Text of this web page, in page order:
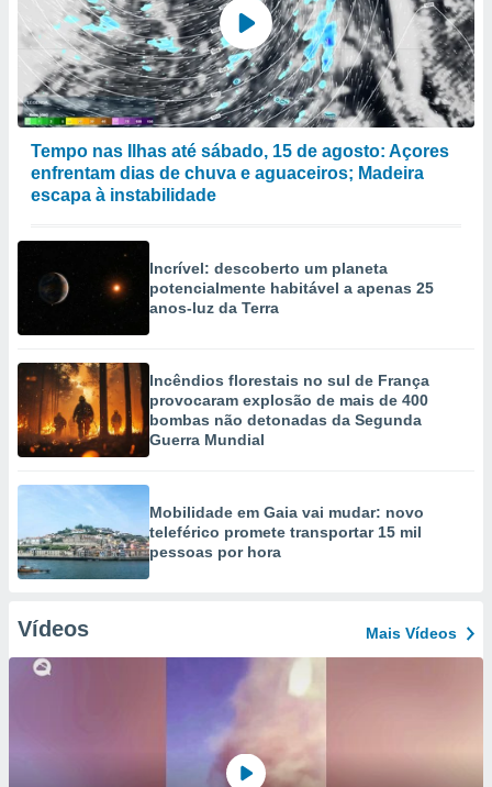
Tempo nas Ilhas até sábado, 15 de agosto: Açores
enfrentam dias de chuva e aguaceiros; Madeira
escapa à instabilidade
Incrível: descoberto um planeta
potencialmente habitável a apenas 25
anos-luz da Terra
Incêndios florestais no sul de França
provocaram explosão de mais de 400
bombas não detonadas da Segunda
Guerra Mundial
Mobilidade em Gaia vai mudar: novo
teleférico promete transportar 15 mil
pessoas por hora
Vídeos Mais Vídeos